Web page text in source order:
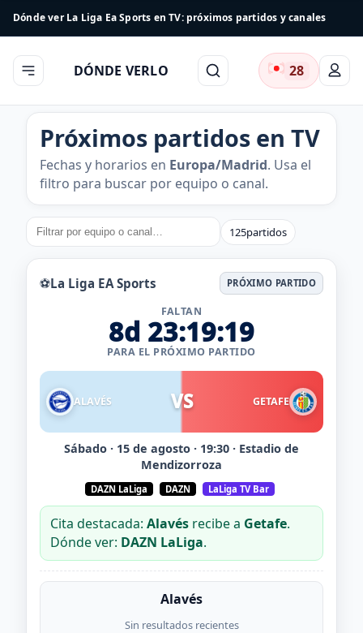
Dónde ver La Liga Ea Sports en TV: próximos partidos y canales
DÓNDE VERLO 28
Próximos partidos en TV
Fechas y horarios en Europa/Madrid. Usa el
filtro para buscar por equipo o canal.
125partidos
⚽La Liga EA Sports PRÓXIMO PARTIDO
FALTAN
8d 23:19:18
PARA EL PRÓXIMO PARTIDO
ALAVÉS VS GETAFE
Sábado · 15 de agosto · 19:30 · Estadio de
Mendizorroza
DAZN LaLiga DAZN LaLiga TV Bar
Cita destacada: Alavés recibe a Getafe.
Dónde ver: DAZN LaLiga.
Alavés
Sin resultados recientes